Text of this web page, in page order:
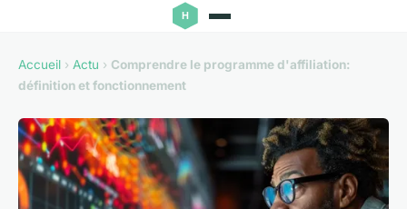
Accueil › Actu › Comprendre le programme d'affiliation:
définition et fonctionnement